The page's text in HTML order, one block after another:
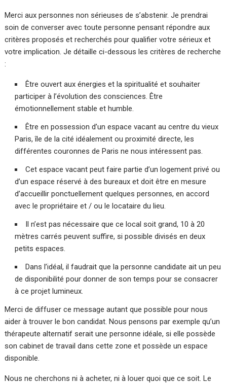
Merci aux personnes non sérieuses de s’abstenir. Je prendrai
soin de converser avec toute personne pensant répondre aux
critères proposés et recherchés pour qualifier votre sérieux et
votre implication. Je détaille ci-dessous les critères de recherche
:
Être ouvert aux énergies et la spiritualité et souhaiter
participer à l’évolution des consciences. Être
émotionnellement stable et humble.
Être en possession d’un espace vacant au centre du vieux
Paris, île de la cité idéalement ou proximité directe, les
différentes couronnes de Paris ne nous intéressent pas.
Cet espace vacant peut faire partie d’un logement privé ou
d’un espace réservé à des bureaux et doit être en mesure
d’accueillir ponctuellement quelques personnes, en accord
avec le propriétaire et / ou le locataire du lieu.
Il n’est pas nécessaire que ce local soit grand, 10 à 20
mètres carrés peuvent suffire, si possible divisés en deux
petits espaces.
Dans l’idéal, il faudrait que la personne candidate ait un peu
de disponibilité pour donner de son temps pour se consacrer
à ce projet lumineux.
Merci de diffuser ce message autant que possible pour nous
aider à trouver le bon candidat. Nous pensons par exemple qu’un
thérapeute alternatif serait une personne idéale, si elle possède
son cabinet de travail dans cette zone et possède un espace
disponible.
Nous ne cherchons ni à acheter, ni à louer quoi que ce soit. Le